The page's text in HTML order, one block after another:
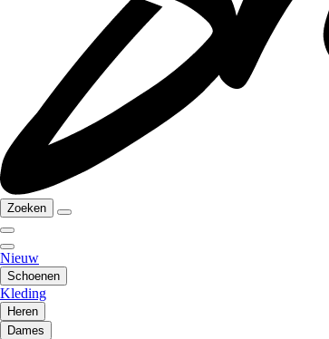
Zoeken
Nieuw
Schoenen
Kleding
Heren
Dames